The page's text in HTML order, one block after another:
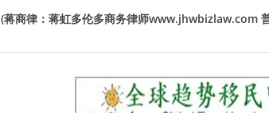
(蒋商律：蒋虹多伦多商务律师www.jhwbizlaw.com